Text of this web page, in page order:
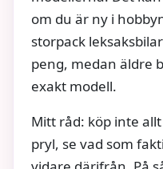
om du är ny i
storpack
peng, medan äldre
exakt modell.
Mitt råd: köp inte
pryl, se vad som